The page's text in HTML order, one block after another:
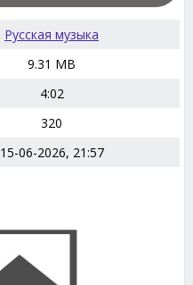
Русская музыка
9.31 MB
4:02
320
15-06-2026, 21:57